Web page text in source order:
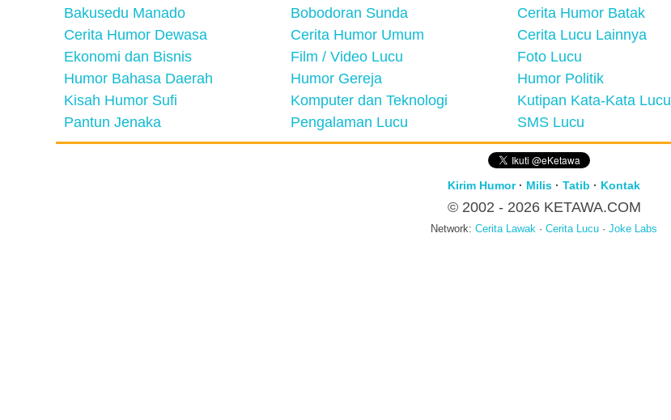
Bakusedu Manado Bobodoran Sunda Cerita Humor Batak
Cerita Humor Dewasa
Cerita Humor Umum Cerita Lucu Lainnya
Ekonomi dan Bisnis
Film / Video Lucu Foto Lucu
Humor Bahasa Daerah
Humor Gereja Humor Politik
Kisah Humor Sufi
Komputer dan Teknologi Kutipan Kata-Kata Lucu
Pantun Jenaka
Pengalaman Lucu SMS Lucu
Kirim Humor· Milis · Tatib · Kontak
© 2002 - 2026 KETAWA.COM
Network: Cerita Lawak · Cerita Lucu · Joke Labs